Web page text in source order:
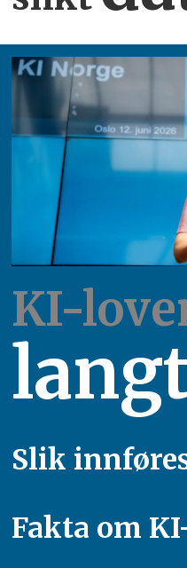
KI-
Slik
Fakta om